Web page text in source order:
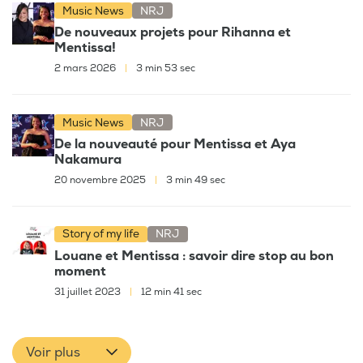
Music News NRJ
De nouveaux projets pour Rihanna et
Mentissa!
2 mars 2026 3 min 53 sec
Music News NRJ
De la nouveauté pour Mentissa et Aya
Nakamura
20 novembre 2025 3 min 49 sec
Story of my life NRJ
Louane et Mentissa : savoir dire stop au bon
moment
31 juillet 2023 | 12 min 41 sec
Voir plus